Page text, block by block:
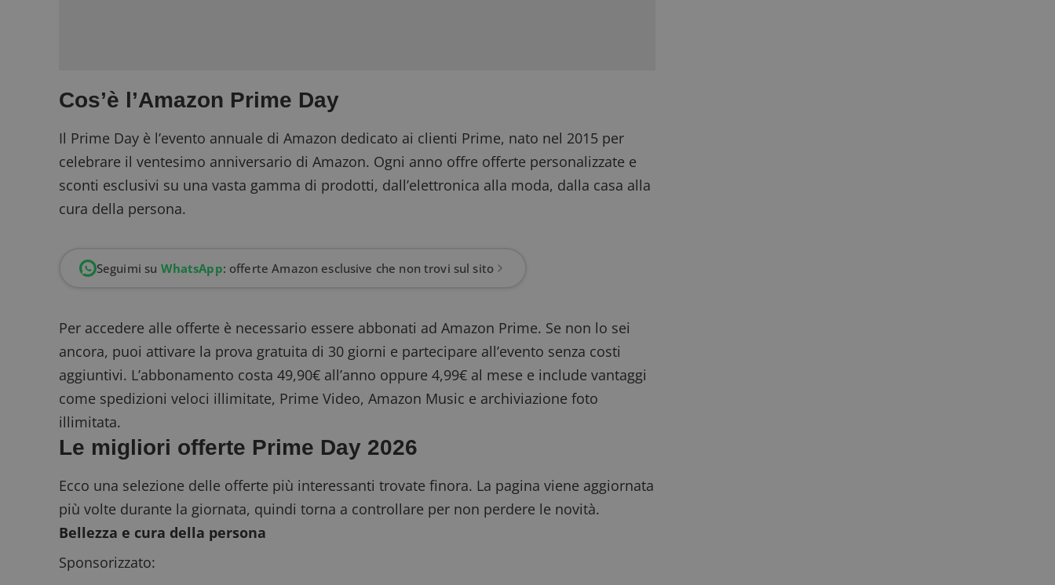
Cos’è l’Amazon Prime Day
Il Prime Day è l’evento annuale di Amazon dedicato ai clienti Prime, nato nel 2015 per
celebrare il ventesimo anniversario di Amazon. Ogni anno offre offerte personalizzate e
sconti esclusivi su una vasta gamma di prodotti, dall’elettronica alla moda, dalla casa alla
cura della persona.
Seguimi su WhatsApp: offerte Amazon esclusive che non trovi sul sito
Per accedere alle offerte è necessario essere abbonati ad Amazon Prime. Se non lo sei
ancora, puoi attivare la prova gratuita di 30 giorni e partecipare all’evento senza costi
aggiuntivi. L’abbonamento costa 49,90€ all’anno oppure 4,99€ al mese e include vantaggi
come spedizioni veloci illimitate, Prime Video, Amazon Music e archiviazione foto
illimitata.
Le migliori offerte Prime Day 2026
Ecco una selezione delle offerte più interessanti trovate finora. La pagina viene aggiornata
più volte durante la giornata, quindi torna a controllare per non perdere le novità.
Bellezza e cura della persona
Sponsorizzato: